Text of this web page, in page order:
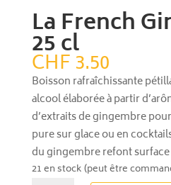
La French
25 cl
CHF3.50
Boisson rafraîchissante
alcool élaborée à partir
d’extraits de gingembre​​
pure sur glace ou en
du gingembre refont
21 en stock (peut être